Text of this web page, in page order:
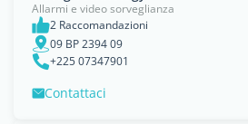
Allarmi e video sorveglianza
2 Raccomandazioni
09 BP 2394 09
+225 07347901
Contattaci